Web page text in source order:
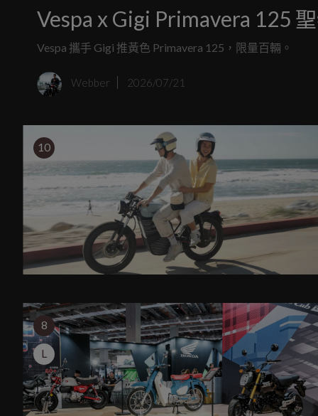
Vespa x Gigi Primavera 125
Vespa 攜手 Gigi 推黃色 Primavera 125，限量百輛。
Webber 2026/07/21
10
8
L